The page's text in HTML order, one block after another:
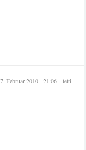
7. Februar 2010 - 21:06 – tetti